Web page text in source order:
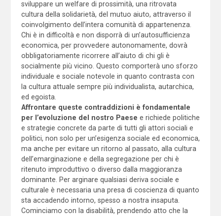
sviluppare un welfare di prossimità, una ritrovata
cultura della solidarietà, del mutuo aiuto, attraverso il
coinvolgimento dell’intera comunità di appartenenza.
Chi è in difficoltà e non disporrà di un’autosufficienza
economica, per provvedere autonomamente, dovrà
obbligatoriamente ricorrere all’aiuto di chi gli è
socialmente più vicino. Questo comporterà uno sforzo
individuale e sociale notevole in quanto contrasta con
la cultura attuale sempre più individualista, autarchica,
ed egoista.
Affrontare queste contraddizioni è fondamentale
per l’evoluzione del nostro Paese e richiede politiche
e strategie concrete da parte di tutti gli attori sociali e
politici, non solo per un’esigenza sociale ed economica,
ma anche per evitare un ritorno al passato, alla cultura
dell’emarginazione e della segregazione per chi è
ritenuto improduttivo o diverso dalla maggioranza
dominante. Per arginare qualsiasi deriva sociale e
culturale è necessaria una presa di coscienza di quanto
sta accadendo intorno, spesso a nostra insaputa.
Cominciamo con la disabilità, prendendo atto che la